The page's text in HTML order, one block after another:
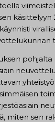
käsittelyyn
pohjalta
miten sen